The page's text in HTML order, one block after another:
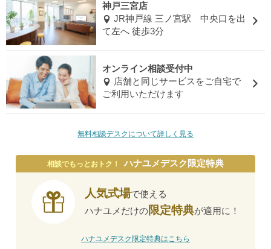
神戸三宮店
JR神戸線 三ノ宮駅 中央口を出
て左へ 徒歩3分
オンライン相談受付中
店舗と同じサービスをご自宅で
ご利用いただけます
無料相談デスクについて詳しく見る
相談でもっとおトク！ ハナユメデスク限定特典
人気式場で使える
ハナユメだけの限定特典が適用に！
ハナユメデスク限定特典はこちら